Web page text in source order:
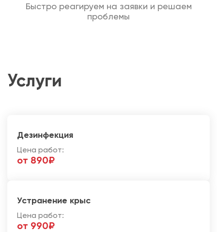
Быстро реагируем на заявки и решаем
проблемы
Услуги
Дезинфекция
Цена работ:
от 890₽
Устранение крыс
Цена работ:
от 990₽